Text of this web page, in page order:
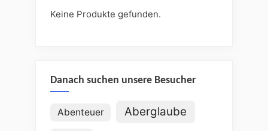
Keine Produkte gefunden.
Danach suchen unsere Besucher
Abenteuer Aberglaube